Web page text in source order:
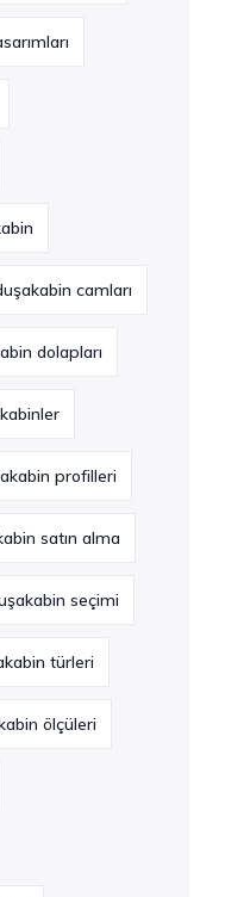
camları
dolapları
profilleri
satın alma
seçimi
türleri
ölçüleri